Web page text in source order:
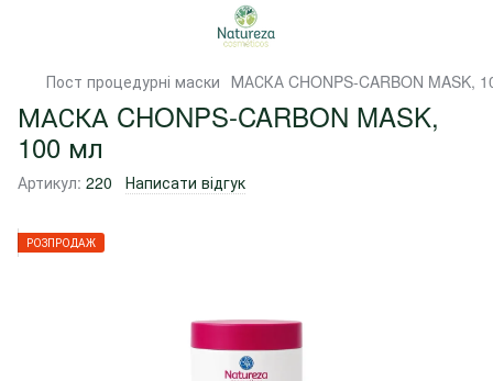
Пост процедурні маски МАСКА CHONPS-CARBON MASK,
МАСКА CHONPS-CARBON MASK,
100 мл
Артикул: 220 Написати відгук
РОЗПРОДАЖ